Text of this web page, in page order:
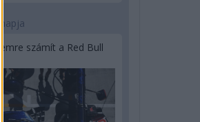
napja
számít a Red Bull